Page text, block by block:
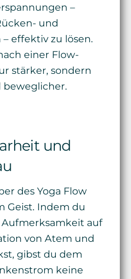
–
und
effektiv zu lösen.
einer Flow-
stärker, sondern
beweglicher.
und
des Yoga Flow
Geist. Indem du
auf
von Atem und
gibst du dem
keine